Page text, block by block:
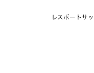
レスポートサ